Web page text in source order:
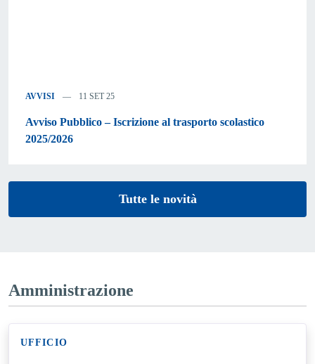
AVVISI 11 SET 25
Avviso Pubblico – Iscrizione al trasporto scolastico
2025/2026
Tutte le novità
Amministrazione
UFFICIO